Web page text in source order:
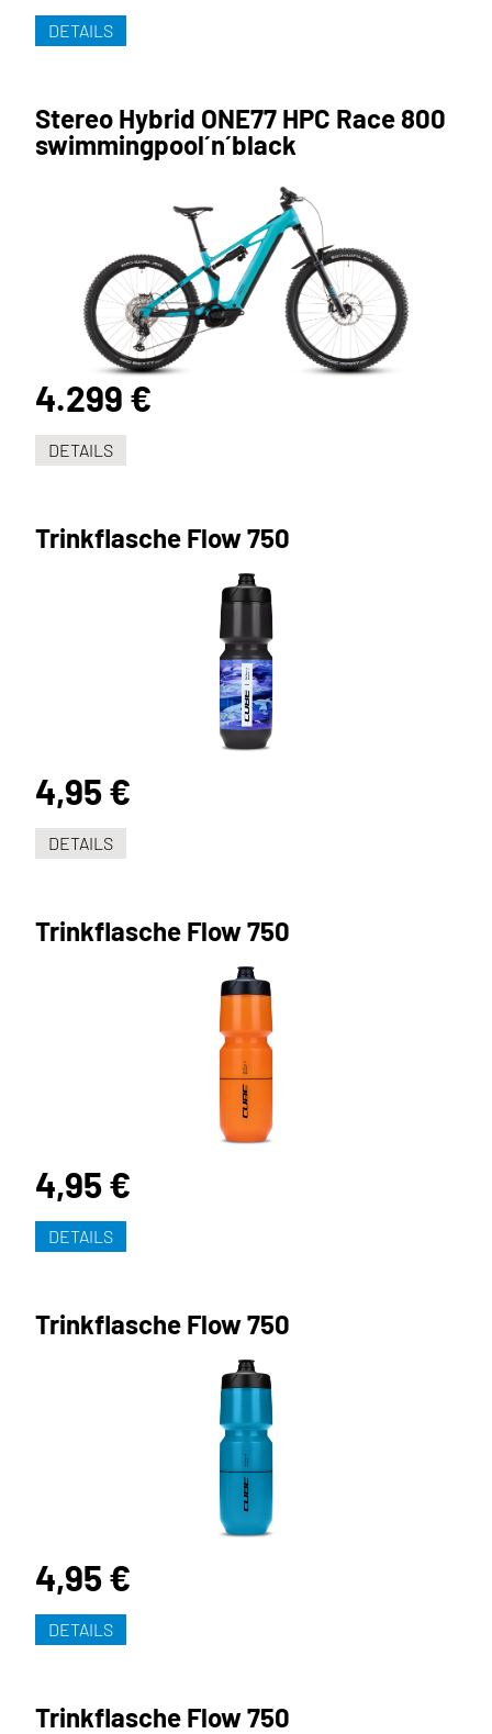
DETAILS
Stereo Hybrid ONE77 HPC Race 800
swimmingpool´n´black
4.299 €
DETAILS
Trinkflasche Flow 750
4,95 €
DETAILS
Trinkflasche Flow 750
4,95 €
DETAILS
Trinkflasche Flow 750
4,95 €
DETAILS
Trinkflasche Flow 750